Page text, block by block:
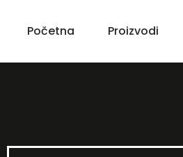
Početna Proizvodi